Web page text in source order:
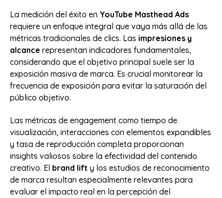
La medición del éxito en YouTube Masthead Ads
requiere un enfoque integral que vaya más allá de las
métricas tradicionales de clics. Las impresiones y
alcance representan indicadores fundamentales,
considerando que el objetivo principal suele ser la
exposición masiva de marca. Es crucial monitorear la
frecuencia de exposición para evitar la saturación del
público objetivo.
Las métricas de engagement como tiempo de
visualización, interacciones con elementos expandibles
y tasa de reproducción completa proporcionan
insights valiosos sobre la efectividad del contenido
creativo. El brand lift y los estudios de reconocimiento
de marca resultan especialmente relevantes para
evaluar el impacto real en la percepción del